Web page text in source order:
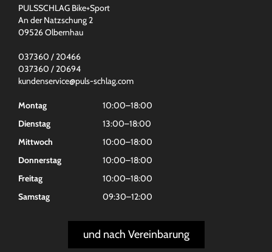
PULSSCHLAG Bike+Sport
An der Natzschung 2
09526 Olbernhau
037360 / 20466
037360 / 20694
kundenservice@puls-schlag.com
Montag
10:00–18:00
Dienstag
13:00–18:00
Mittwoch
10:00–18:00
Donnerstag
10:00–18:00
Freitag
10:00–18:00
Samstag
09:30–12:00
und nach Vereinbarung